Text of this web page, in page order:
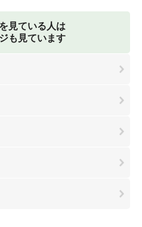
見ている人は
も見ています